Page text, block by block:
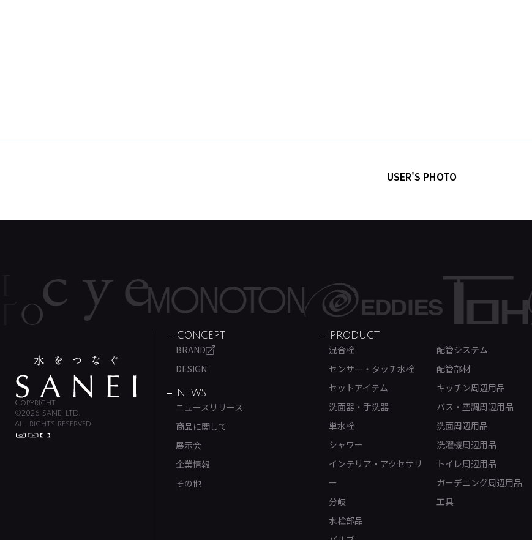
USER'S PHOTO
Copyright
©2026 SANEI LTD.
All rights reserved.
CONCEPT
BRAND
DESIGN
NEWS
ニュースリリース
商品に関して
展示会
企業情報
その他
PRODUCT
混合栓
センサー・タッチ水栓
セットアイテム
洗面器・手洗器
単水栓
シャワー
インテリア・アクセサリ
ー
分岐
水栓部品
配管システム
配管部材
キッチン周辺用品
バス・空調周辺用品
洗面周辺用品
洗濯機周辺用品
トイレ周辺用品
ガーデニング周辺用品
工具